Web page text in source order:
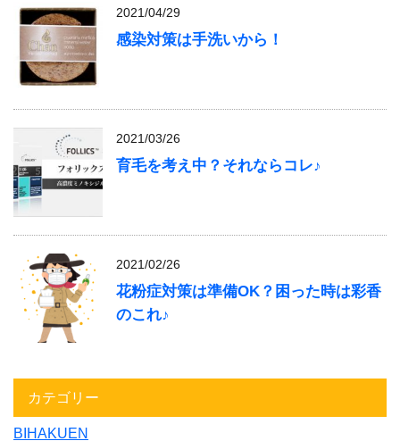
2021/04/29
感染対策は手洗いから！
2021/03/26
育毛を考え中？それならコレ♪
2021/02/26
花粉症対策は準備OK？困った時は彩香
のこれ♪
カテゴリー
BIHAKUEN